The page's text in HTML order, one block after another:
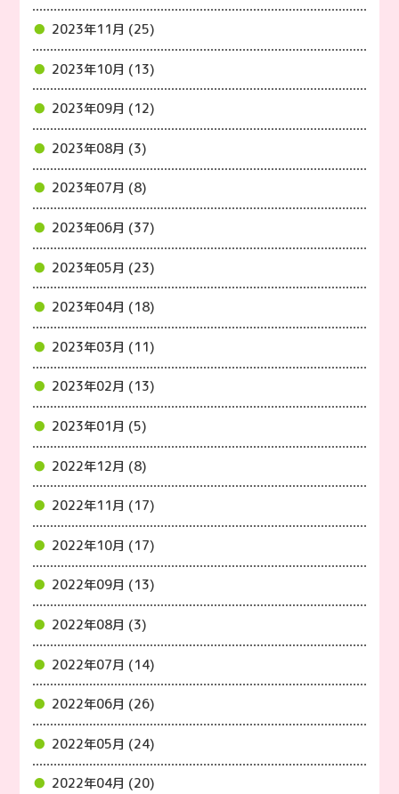
2023年11月 (25)
2023年10月 (13)
2023年09月 (12)
2023年08月 (3)
2023年07月 (8)
2023年06月 (37)
2023年05月 (23)
2023年04月 (18)
2023年03月 (11)
2023年02月 (13)
2023年01月 (5)
2022年12月 (8)
2022年11月 (17)
2022年10月 (17)
2022年09月 (13)
2022年08月 (3)
2022年07月 (14)
2022年06月 (26)
2022年05月 (24)
2022年04月 (20)